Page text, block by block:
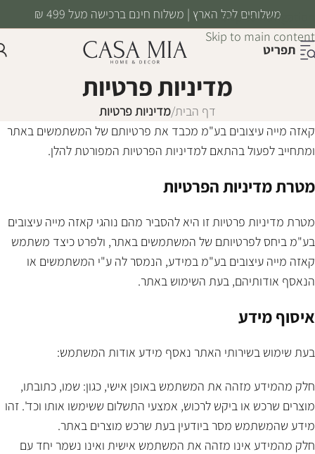
Skip to navigation
Skip to main content
משלוחים לכל הארץ | משלוח חינם ברכישה מעל 499 ₪
תפריט
מדיניות פרטיות
דף הבית/מדיניות פרטיות
קאזה מייה עיצובים בע"מ מכבד את פרטיותם של המשתמשים באתר
ומתחייב לפעול בהתאם למדיניות הפרטיות המפורטת להלן.
מטרת מדיניות הפרטיות
מטרת מדיניות פרטיות זו היא להסביר מהם נוהגי קאזה מייה עיצובים
בע"מ ביחס לפרטיותם של המשתמשים באתר, ולפרט כיצד משתמש
קאזה מייה עיצובים בע"מ במידע, הנמסר לה ע"י המשתמשים או
הנאסף אודותיהם, בעת השימוש באתר.
איסוף מידע
בעת שימוש בשירותי האתר נאסף מידע אודות המשתמש:
חלק מהמידע מזהה את המשתמש באופן אישי, כגון: שמו, כתובתו,
מוצרים שרכש או ביקש לרכוש, אמצעי התשלום ששימשו אותו וכד'. זהו
מידע שהמשתמש מסר ביודעין בעת שרכש מוצרים באתר.
חלק מהמידע אינו מזהה את המשתמש אישית ואינו נשמר יחד עם